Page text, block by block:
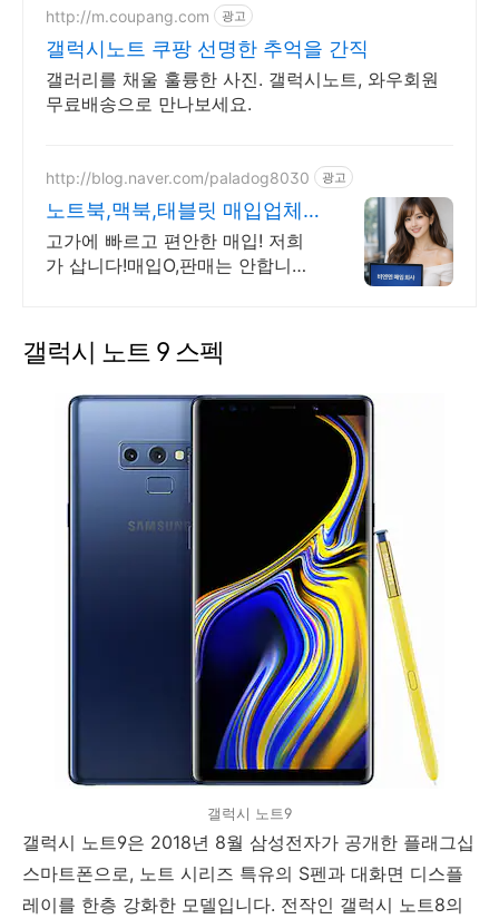
http://m.coupang.com 광고
갤럭시노트 쿠팡 선명한 추억을 간직
갤러리를 채울 훌륭한 사진. 갤럭시노트, 와우회원
무료배송으로 만나보세요.
http://blog.naver.com/paladog8030 광고
노트북,맥북,태블릿 매입업체
저희가 삽니다! 매입O판매X
고가에 빠르고 편안한 매입! 저희
가 삽니다!매입O,판매는 안합니
매입O판매X /2015년식이후
갤럭시 노트 9 스펙
갤럭시 노트9
갤럭시 노트9은 2018년 8월 삼성전자가 공개한 플래그십
스마트폰으로, 노트 시리즈 특유의 S펜과 대화면 디스플
레이를 한층 강화한 모델입니다. 전작인 갤럭시 노트8의